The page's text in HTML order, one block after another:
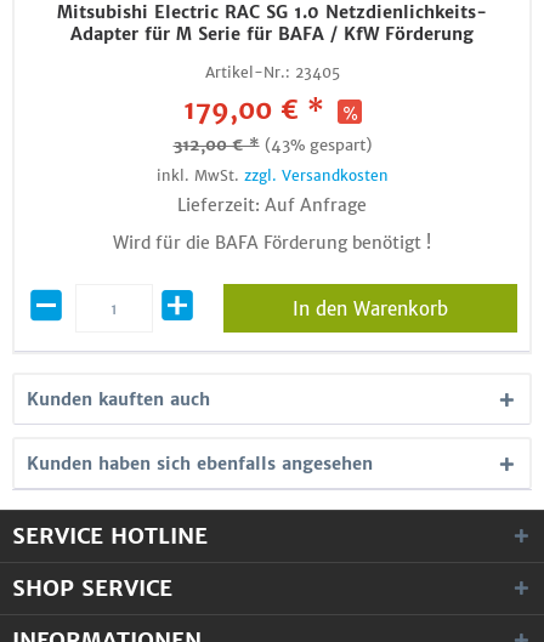
Mitsubishi Electric RAC SG 1.0 Netzdienlichkeits-
Adapter für M Serie für BAFA / KfW Förderung
Artikel-Nr.: 23405
179,00 € *
312,00 € * (43% gespart)
inkl. MwSt. zzgl. Versandkosten
Lieferzeit: Auf Anfrage
Wird für die BAFA Förderung benötigt !
In den Warenkorb
Kunden kauften auch
Kunden haben sich ebenfalls angesehen
SERVICE HOTLINE
SHOP SERVICE